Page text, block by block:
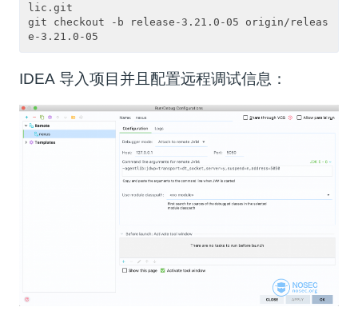
lic.git
git checkout -b release-3.21.0-05 origin/releas
IDEA 导入项目并且配置远程调试信息：